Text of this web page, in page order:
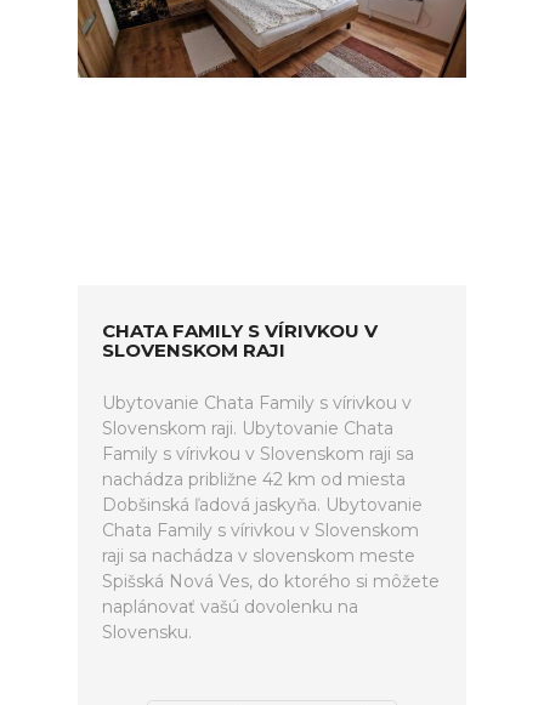
CHATA FAMILY S VÍRIVKOU V
SLOVENSKOM RAJI
Ubytovanie Chata Family s vírivkou v
Slovenskom raji. Ubytovanie Chata
Family s vírivkou v Slovenskom raji sa
nachádza približne 42 km od miesta
Dobšinská ľadová jaskyňa. Ubytovanie
Chata Family s vírivkou v Slovenskom
raji sa nachádza v slovenskom meste
Spišská Nová Ves, do ktorého si môžete
naplánovať vašú dovolenku na
Slovensku.